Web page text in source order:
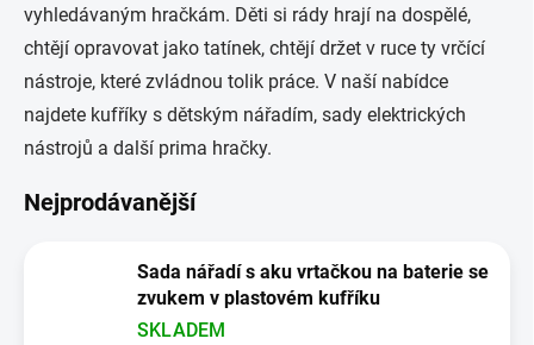
vyhledávaným hračkám. Děti si rády hrají na dospělé,
chtějí opravovat jako tatínek, chtějí držet v ruce ty vrčící
nástroje, které zvládnou tolik práce. V naší nabídce
najdete kufříky s dětským nářadím, sady elektrických
nástrojů a další prima hračky.
Nejprodávanější
Sada nářadí s aku vrtačkou na baterie se
zvukem v plastovém kufříku
SKLADEM